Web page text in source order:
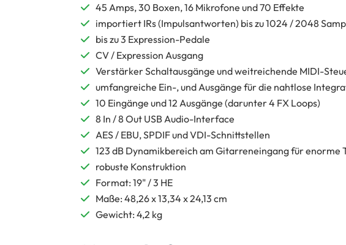
45 Amps, 30 Boxen, 16 Mikrofone und 70 Effekte
importiert IRs (Impulsantworten) bis zu 1024 / 2048
bis zu 3 Expression-Pedale
CV / Expression Ausgang
Verstärker Schaltausgänge und weitreichende MIDI-
umfangreiche Ein-, und Ausgänge für die nahtlose
10 Eingänge und 12 Ausgänge (darunter 4 FX Loops)
8 In / 8 Out USB Audio-Interface
AES / EBU, SPDIF und VDI-Schnittstellen
123 dB Dynamikbereich am Gitarreneingang für enorme
robuste Konstruktion
Format: 19" / 3 HE
Maße: 48,26 x 13,34 x 24,13 cm
Gewicht: 4,2 kg